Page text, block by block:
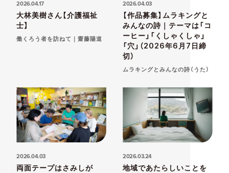
2026.04.17
大林美樹さん【介護福祉
士】
働くろう者を訪ねて｜齋藤陽道
2026.04.03
【作品募集】ムラキングと
みんなの詩｜テーマは「コ
ーヒー」「くしゃくしゃ」
「穴」（2026年6月7日締
切）
ムラキングとみんなの詩（うた）
2026.04.03
両面テープはさみしが
2026.03.24
地域であたらしいことを